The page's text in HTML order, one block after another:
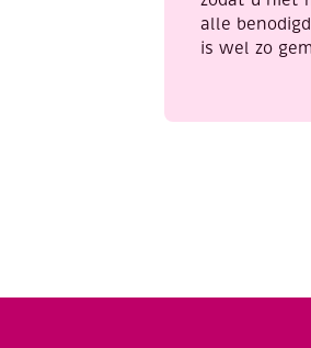
alle
is wel zo